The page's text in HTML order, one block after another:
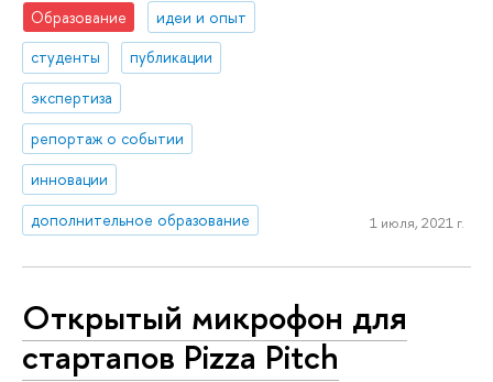
Образование
идеи и опыт
студенты
публикации
экспертиза
репортаж о событии
инновации
дополнительное образование
1 июля, 2021 г.
Открытый микрофон для
стартапов Pizza Pitch